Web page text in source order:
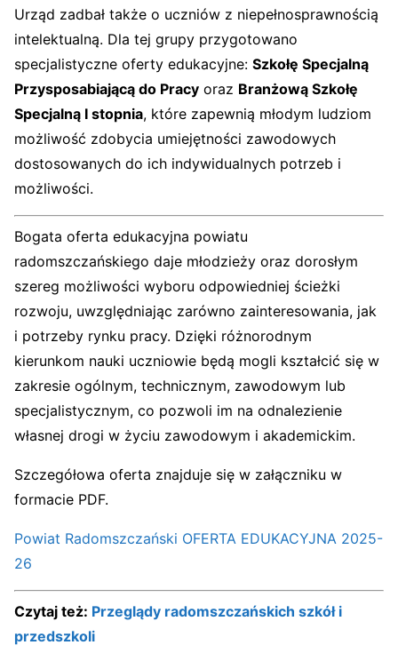
Urząd zadbał także o uczniów z niepełnosprawnością
intelektualną. Dla tej grupy przygotowano
specjalistyczne oferty edukacyjne: Szkołę Specjalną
Przysposabiającą do Pracy oraz Branżową Szkołę
Specjalną I stopnia, które zapewnią młodym ludziom
możliwość zdobycia umiejętności zawodowych
dostosowanych do ich indywidualnych potrzeb i
możliwości.
Bogata oferta edukacyjna powiatu
radomszczańskiego daje młodzieży oraz dorosłym
szereg możliwości wyboru odpowiedniej ścieżki
rozwoju, uwzględniając zarówno zainteresowania, jak
i potrzeby rynku pracy. Dzięki różnorodnym
kierunkom nauki uczniowie będą mogli kształcić się w
zakresie ogólnym, technicznym, zawodowym lub
specjalistycznym, co pozwoli im na odnalezienie
własnej drogi w życiu zawodowym i akademickim.
Szczegółowa oferta znajduje się w załączniku w
formacie PDF.
Powiat Radomszczański OFERTA EDUKACYJNA 2025-
26
Czytaj też: Przeglądy radomszczańskich szkół i
przedszkoli